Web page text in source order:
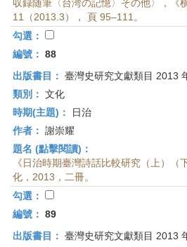
収録随筆〈台湾の記憶〉その他〉，《
11（2013.3）， 頁 95–111。
勾選：
編號： 88
出版書目： 臺灣史研究文獻類目 2013
類別： 文化
時期(主題)：
日治
作者： 謝崇耀
題名 (點擊閱讀)：
《日治時期臺灣詩話比較研究（上）（
化，2013，二冊。
勾選：
編號： 89
出版書目： 臺灣史研究文獻類目 2013